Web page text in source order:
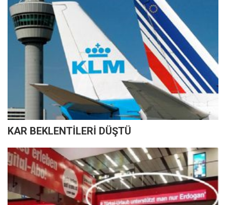
KAR BEKLENTİLERİ DÜŞTÜ